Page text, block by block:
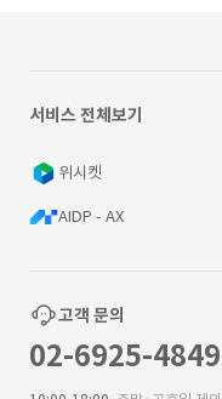
서비스 전체보기
위시켓
AIDP - AX
고객 문의
02-6925-4849